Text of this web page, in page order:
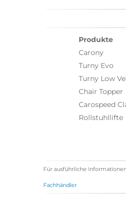
Produkte
Carony
Turny Evo
Turny Low
Chair Topper
Carospeed
Rollstuhllifte
Für ausführliche
Fachhändler